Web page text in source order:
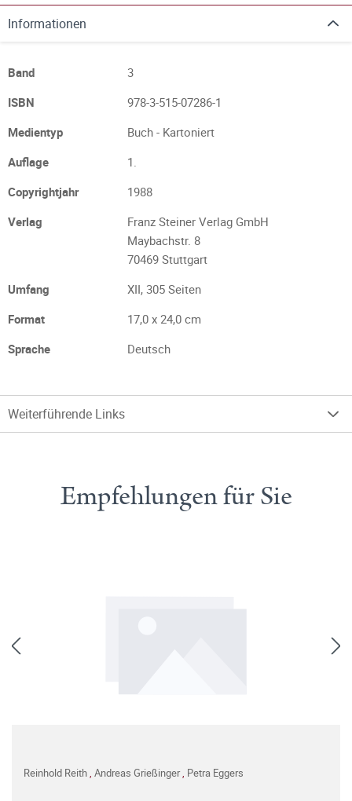
Informationen
Band
3
ISBN
978-3-515-07286-1
Medientyp
Buch - Kartoniert
Auflage
1.
Copyrightjahr
1988
Verlag
Franz Steiner Verlag GmbH
Maybachstr. 8
70469 Stuttgart
Umfang
XII, 305 Seiten
Format
17,0 x 24,0 cm
Sprache
Deutsch
Weiterführende Links
Empfehlungen für Sie
Reinhold Reith, Andreas Grießinger, Petra Eggers